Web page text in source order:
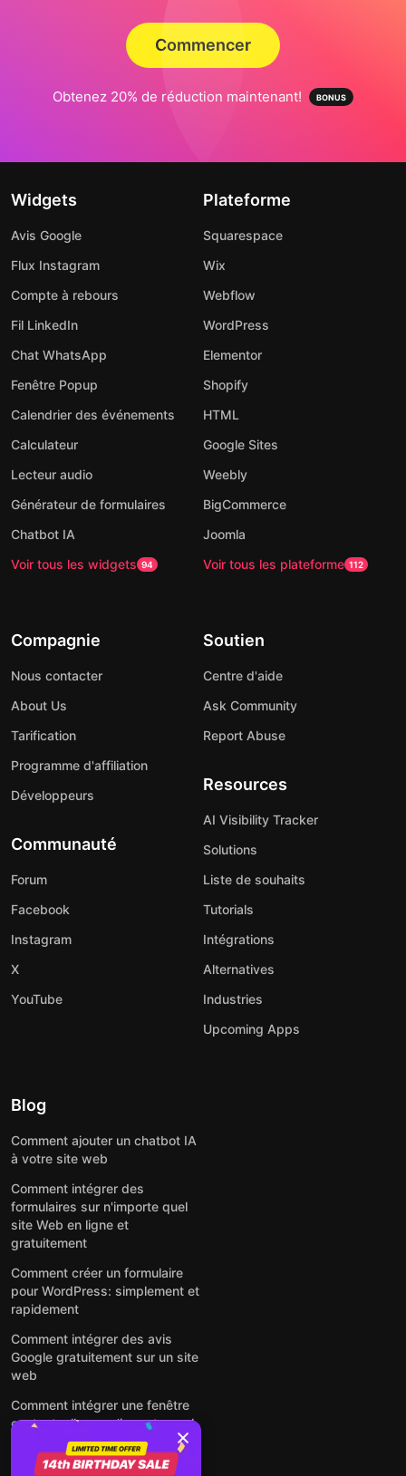
Commencer
Obtenez 20% de réduction maintenant!
Widgets
Avis Google
Flux Instagram
Compte à rebours
Fil LinkedIn
Chat WhatsApp
Fenêtre Popup
Calendrier des événements
Calculateur
Lecteur audio
Générateur de formulaires
Chatbot IA
Voir tous les widgets 94
Plateforme
Squarespace
Wix
Webflow
WordPress
Elementor
Shopify
HTML
Google Sites
Weebly
BigCommerce
Joomla
Voir tous les plateforme 112
Compagnie
Nous contacter
About Us
Tarification
Programme d'affiliation
Développeurs
Communauté
Forum
Facebook
Instagram
X
YouTube
Soutien
Centre d'aide
Ask Community
Report Abuse
Resources
AI Visibility Tracker
Solutions
Liste de souhaits
Tutorials
Intégrations
Alternatives
Industries
Upcoming Apps
Blog
Comment ajouter un chatbot IA
à votre site web
Comment intégrer des
formulaires sur n'importe quel
site Web en ligne et
gratuitement
Comment créer un formulaire
pour WordPress: simplement et
rapidement
Comment intégrer des avis
Google gratuitement sur un site
web
Comment intégrer une fenêtre
contextuelle sur n'importe quel
Voir tous les articles